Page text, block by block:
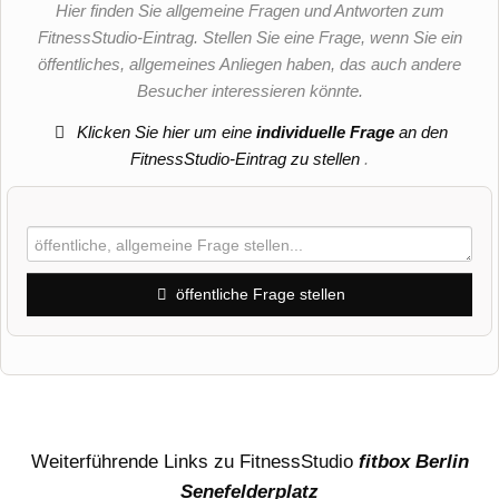
Hier finden Sie allgemeine Fragen und Antworten zum
FitnessStudio-Eintrag. Stellen Sie eine Frage, wenn Sie ein
öffentliches, allgemeines Anliegen haben, das auch andere
Besucher interessieren könnte.
Klicken Sie hier um eineindividuelle Frage an den
FitnessStudio-Eintrag zu stellen .
öffentliche Frage stellen
Weiterführende Links zu FitnessStudio fitbox Berlin
Senefelderplatz